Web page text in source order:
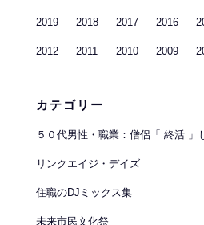
2019 2018 2017 2016
2012 2011 2010 2009
カテゴリー
５０代男性・職業：僧侶「 終活 」
リンクエイジ・デイズ
住職のDJミックス集
未来市民文化祭